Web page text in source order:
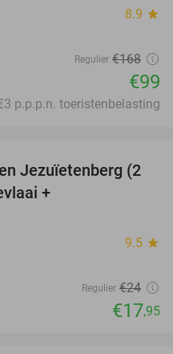
8.9 star
Regulier €168
€99
p.p.p.n. toeristenbelasting
25%
Jezuïetenberg (2
+
9.5 star
Regulier €24
€17,95